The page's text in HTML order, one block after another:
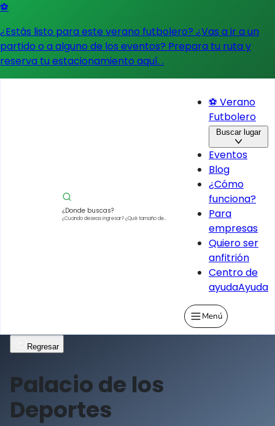
⚽
¿Estás listo para este verano futbolero? ¿Vas a ir a un
partido o a alguno de los eventos? Prepara tu ruta y
reserva tu estacionamiento aquí. .
¿Donde buscas?
¿Cuando deseas ingresar?¿Qué tamaño de
⚽ Verano
Futbolero
Buscar lugar
Eventos
Blog
¿Cómo
funciona?
Para
empresas
Quiero ser
anfitrión
Centro de
ayudaAyuda
Menú
Regresar
Palacio de los
Deportes